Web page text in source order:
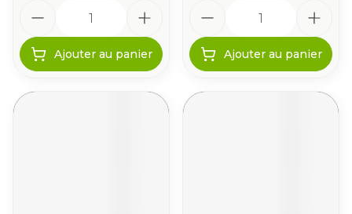
Ajouter au panier Ajouter au panier